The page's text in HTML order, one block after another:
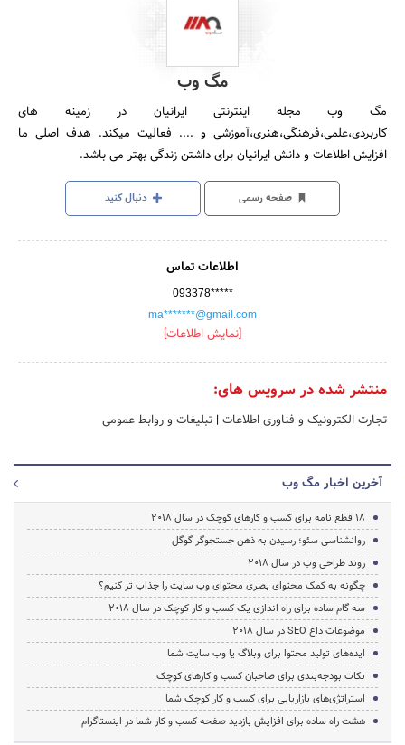
مگ وب
مگ وب مجله اینترنتی ایرانیان در زمینه های
کاربردی،علمی،فرهنگی،هنری،آموزشی و .... فعالیت میکند. هدف اصلی ما
افزایش اطلاعات و دانش ایرانیان برای داشتن زندگی بهتر می باشد.
صفحه رسمی دنبال کنید
اطلاعات تماس
093378*****
ma*******@gmail.com
[نمایش اطلاعات]
منتشر شده در سرویس های:
تجارت الکترونیک و فناوری اطلاعات | تبلیغات و روابط عمومی
آخرین اخبار مگ وب
18 قطع نامه برای کسب و کارهای کوچک در سال ۲۰۱۸
روانشناسی سئو؛ رسیدن به ذهن جستجوگر گوگل
روند طراحی وب در سال 2018
چگونه به کمک محتوای بصری محتوای وب سایت را جذاب تر کنیم؟
سه گام ساده برای راه اندازی یک کسب و کار کوچک در سال ۲۰۱۸
موضوعات داغ SEO در سال 2018
ایده‌های تولید محتوا برای وبلاگ یا وب سایت شما
نکات بودجه‌بندی برای صاحبان کسب و کارهای کوچک
استراتژی‌های بازاریابی برای کسب و کار کوچک شما
هشت راه ساده برای افزایش بازدید صفحه کسب و کار شما در اینستاگرام